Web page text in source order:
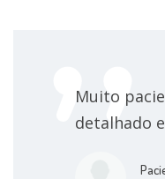
Muito
detalhado